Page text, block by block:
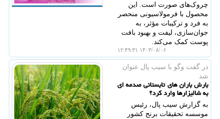
چروک‌های صورت است. این
محصول با فرمولاسیونی منحصر
به فرد و ترکیبات مؤثر، به
جوان‌سازی، لیفت و بهبود بافت
پوست کمک می‌کند.
۱۴۰۳/۰۸/۰۶ ۱۲:۴۹:۳۱
در گفت وگو با سیب پال عنوان
شد
بارش باران های تابستانی صدمه ای
به شالیزارها وارد کرد؟
به گزارش سیب پال، رئیس
موسسه تحقیقات برنج کشور